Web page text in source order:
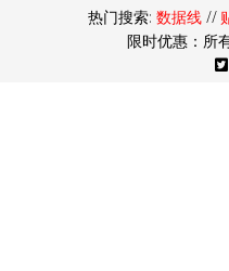
热门搜索: 数据线 //
限时优惠：所